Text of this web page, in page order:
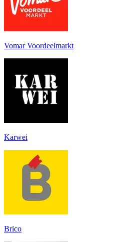
Vomar Voordeelmarkt
Karwei
Brico